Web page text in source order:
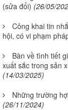
(sửa đổi) (26/05/
Công khai tin
hội, có vi phạm
Bàn về tình tiết
xuất sắc trong sản
(14/03/2025)
Những trường
(26/11/2024)